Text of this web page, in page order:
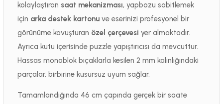
kolaylaştıran saat mekanizması, yapbozu sabitlemek
için arka destek kartonu ve eserinizi profesyonel bir
görünüme kavuşturan özel çerçevesi yer almaktadır.
Ayrıca kutu içerisinde puzzle yapıştırıcısı da mevcuttur.
Hassas monoblok bıçaklarla kesilen 2 mm kalınlığındaki
parçalar, birbirine kusursuz uyum sağlar.
Tamamlandığında 46 cm çapında gerçek bir saate